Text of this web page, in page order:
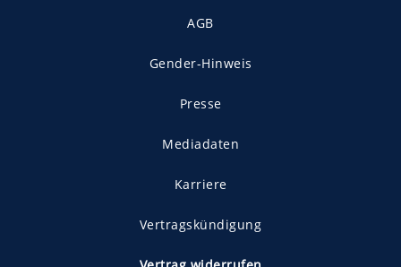
AGB
Gender-Hinweis
Presse
Mediadaten
Karriere
Vertragskündigung